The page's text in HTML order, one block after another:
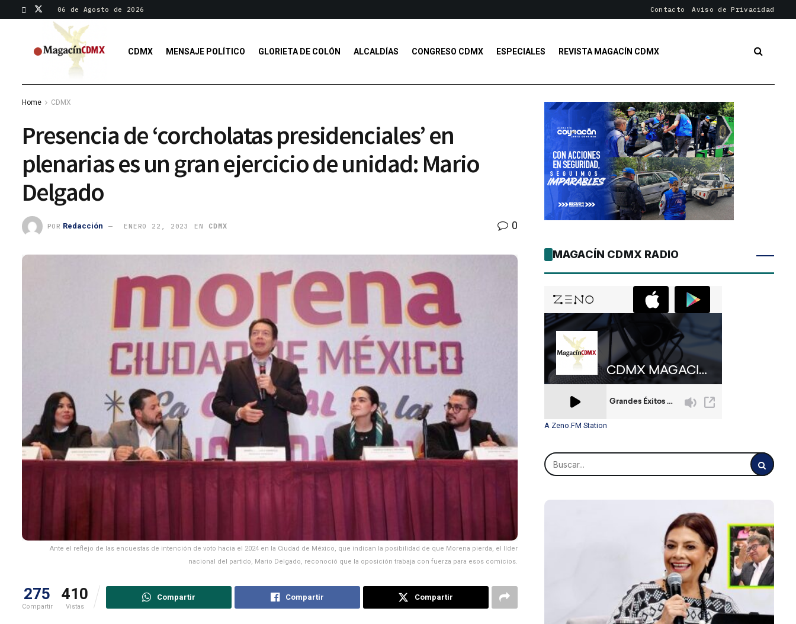
06 de Agosto de 2026 Contacto Aviso de Privacidad
CDMX MENSAJE POLÍTICO GLORIETA DE COLÓN ALCALDÍAS CONGRESO CDMX ESPECIALES REVISTA MAGACÍN CDMX
Home CDMX
Presencia de ‘corcholatas presidenciales’ en
plenarias es un gran ejercicio de unidad: Mario
Delgado
POR Redacción ENERO 22, 2023 EN CDMX 0
Ante el reflejo de las encuestas de intención de voto hacia el 2024 en la Ciudad de México, que indican la posibilidad de que Morena pierda, el líder
nacional del partido, Mario Delgado, reconoció que la oposición trabaja con fuerza para esos comicios.
275
Compartir
410
Vistas
Compartir Compartir Compartir
MAGACÍN CDMX RADIO
A Zeno.FM Station